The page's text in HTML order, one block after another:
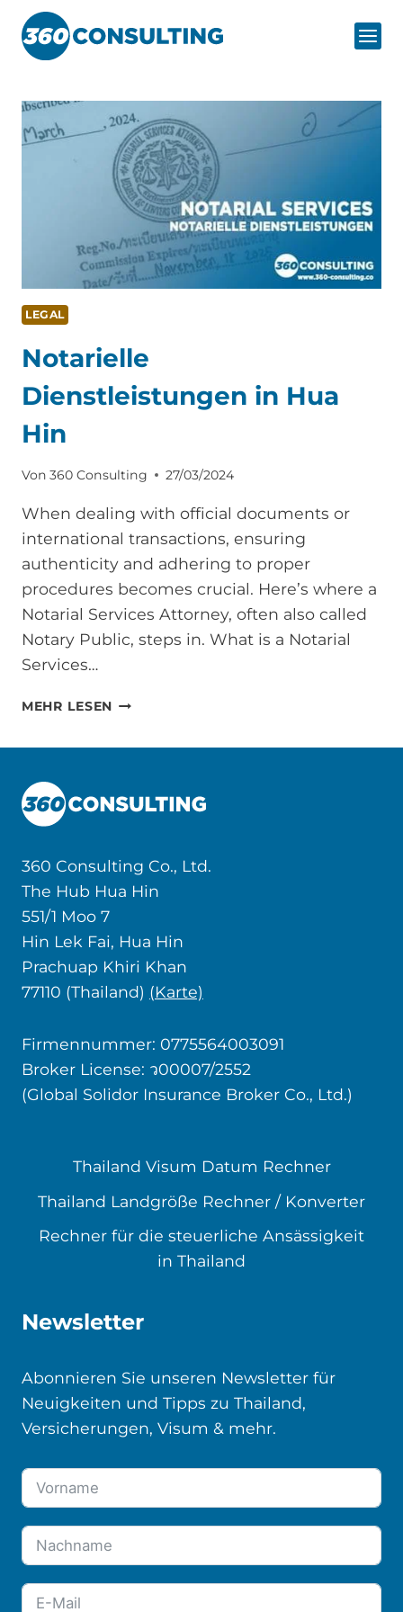
Zum
Inhalt
springen
LEGAL
Notarielle
Dienstleistungen in Hua
Hin
Von 360 Consulting 27/03/2024
When dealing with official documents or
international transactions, ensuring
authenticity and adhering to proper
procedures becomes crucial. Here’s where a
Notarial Services Attorney, often also called
Notary Public, steps in. What is a Notarial
Services…
MEHR LESEN NOTARIELLE
360 Consulting Co., Ltd.
The Hub Hua Hin
551/1 Moo 7
Hin Lek Fai, Hua Hin
Prachuap Khiri Khan
77110 (Thailand) (Karte)
Firmennummer: 0775564003091
Broker License: ว00007/2552
(Global Solidor Insurance Broker Co., Ltd.)
Thailand Visum Datum Rechner
Thailand Landgröße Rechner / Konverter
Rechner für die steuerliche Ansässigkeit
in Thailand
Newsletter
Abonnieren Sie unseren Newsletter für
Neuigkeiten und Tipps zu Thailand,
Versicherungen, Visum & mehr.